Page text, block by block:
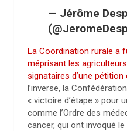
— Jérôme
La Coordination rurale a
méprisant les
signataires d’une
l’inverse, la
« victoire d’étape » pour
comme l’Ordre des
cancer, qui ont invoqué